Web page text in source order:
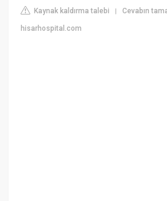
Kaynak kaldırma talebi |Cevabın
hisarhospital.com